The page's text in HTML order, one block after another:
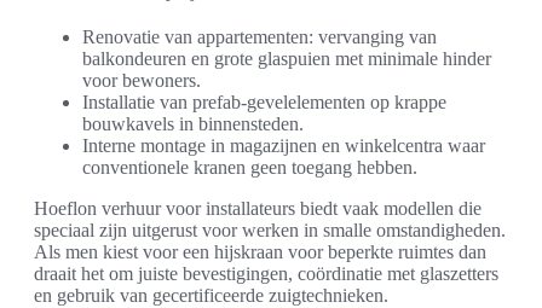
Renovatie van appartementen: vervanging van
balkondeuren en grote glaspuien met minimale hinder
voor bewoners.
Installatie van prefab-gevelelementen op krappe
bouwkavels in binnensteden.
Interne montage in magazijnen en winkelcentra waar
conventionele kranen geen toegang hebben.
Hoeflon verhuur voor installateurs biedt vaak modellen die
speciaal zijn uitgerust voor werken in smalle omstandigheden.
Als men kiest voor een hijskraan voor beperkte ruimtes dan
draait het om juiste bevestigingen, coördinatie met glaszetters
en gebruik van gecertificeerde zuigtechnieken.